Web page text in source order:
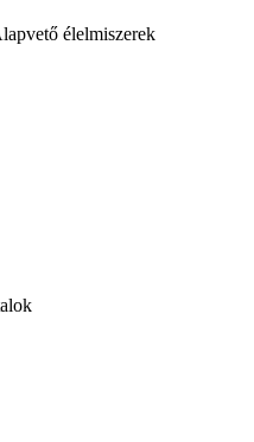
élelmiszerek